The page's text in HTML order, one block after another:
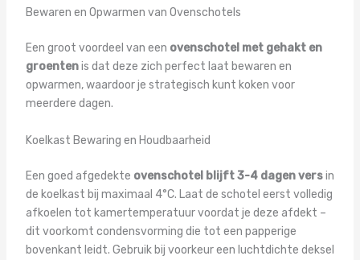
Bewaren en Opwarmen van Ovenschotels
Een groot voordeel van een ovenschotel met gehakt en
groentenis dat deze zich perfect laat bewaren en
opwarmen, waardoor je strategisch kunt koken voor
meerdere dagen.
Koelkast Bewaring en Houdbaarheid
Een goed afgedekte ovenschotel blijft 3-4 dagen versin
de koelkast bij maximaal 4°C. Laat de schotel eerst volledig
afkoelen tot kamertemperatuur voordat je deze afdekt –
dit voorkomt condensvorming die tot een papperige
bovenkant leidt. Gebruik bij voorkeur een luchtdichte deksel